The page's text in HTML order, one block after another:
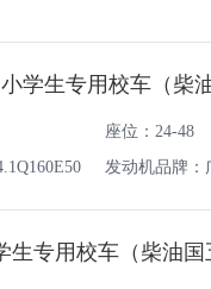
学生专用校车（柴
座位：24-48
发动机品牌：
生专用校车（柴油国